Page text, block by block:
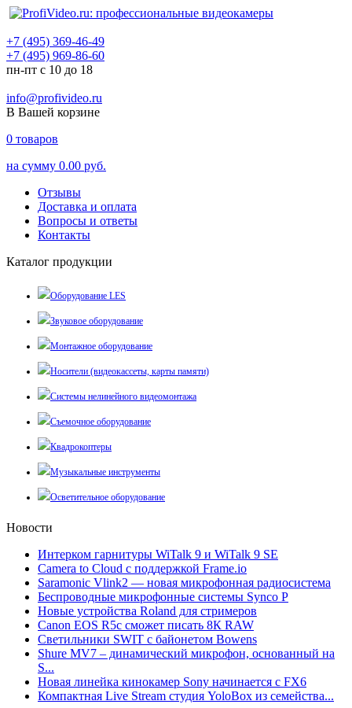
+7 (495) 369-46-49
+7 (495) 969-86-60
пн-пт с 10 до 18
info@profivideo.ru
В Вашей корзине
0 товаров
на сумму 0.00 руб.
Отзывы
Доставка и оплата
Вопросы и ответы
Контакты
Каталог продукции
Оборудование LES
Звуковое оборудование
Монтажное оборудование
Носители (видеокассеты, карты памяти)
Системы нелинейного видеомонтажа
Съемочное оборудование
Квадрокоптеры
Музыкальные инструменты
Осветительное оборудование
Новости
Интерком гарнитуры WiTalk 9 и WiTalk 9 SE
Camera to Cloud с поддержкой Frame.io
Saramonic Vlink2 — новая микрофонная радиосистема
Беспроводные микрофонные системы Synco P
Новые устройства Roland для стримеров
Canon EOS R5c сможет писать 8К RAW
Светильники SWIT с байонетом Bowens
Shure MV7 – динамический микрофон, основанный на
S...
Новая линейка кинокамер Sony начинается с FX6
Компактная Live Stream студия YoloBox из семейства...